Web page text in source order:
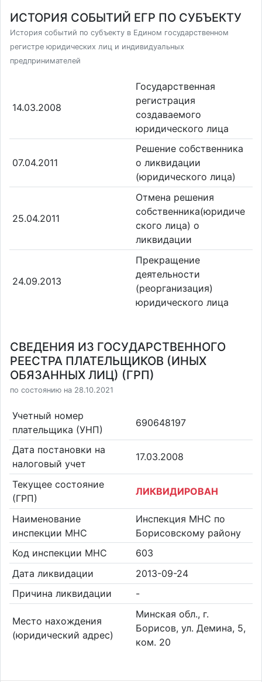
ИСТОРИЯ СОБЫТИЙ ЕГР ПО СУБЪЕКТУ
История событий по субъекту в Едином государственном
регистре юридических лиц и индивидуальных
предпринимателей
14.03.2008
Государственная
регистрация
создаваемого
юридического лица
07.04.2011
Решение собственника
о ликвидации
(юридического лица)
25.04.2011
Отмена решения
собственника(юридиче
ского лица) о
ликвидации
24.09.2013
Прекращение
деятельности
(реорганизация)
юридического лица
СВЕДЕНИЯ ИЗ ГОСУДАРСТВЕННОГО
РЕЕСТРА ПЛАТЕЛЬЩИКОВ (ИНЫХ
ОБЯЗАННЫХ ЛИЦ) (ГРП)
по состоянию на 28.10.2021
Учетный номер
плательщика (УНП)
690648197
Дата постановки на
налоговый учет
17.03.2008
Текущее состояние
(ГРП)
ЛИКВИДИРОВАН
Наименование
инспекции МНС
Инспекция МНС по
Борисовскому району
Код инспекции МНС
603
Дата ликвидации
2013-09-24
Причина ликвидации
-
Место нахождения
(юридический адрес)
Минская обл., г.
Борисов, ул. Демина, 5,
ком. 20